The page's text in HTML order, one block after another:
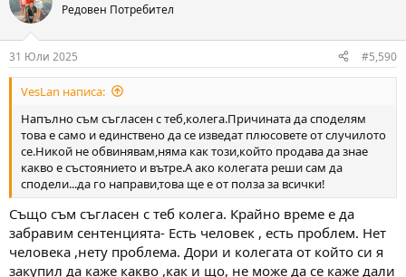
t
i
s
:
Редовен Потребител
31 Юли 2025 #5,590
VesLan написа:
Напълно съм съгласен с теб,колега.Причината да споделям
това е само и единствено да се изведат плюсовете от случилото
се.Никой не обвинявам,няма как този,който продава да знае
какво е състоянието и вътре.А ако колегата реши сам да
сподели...да го направи,това ще е от полза за всички!
Също съм съгласен с теб колега. Крайно време е да
забравим сентенцията- Есть человек , есть проблем. Нет
человека ,нету проблема. Дори и колегата от който си я
закупил да каже какво ,как и що, не може да се каже дали